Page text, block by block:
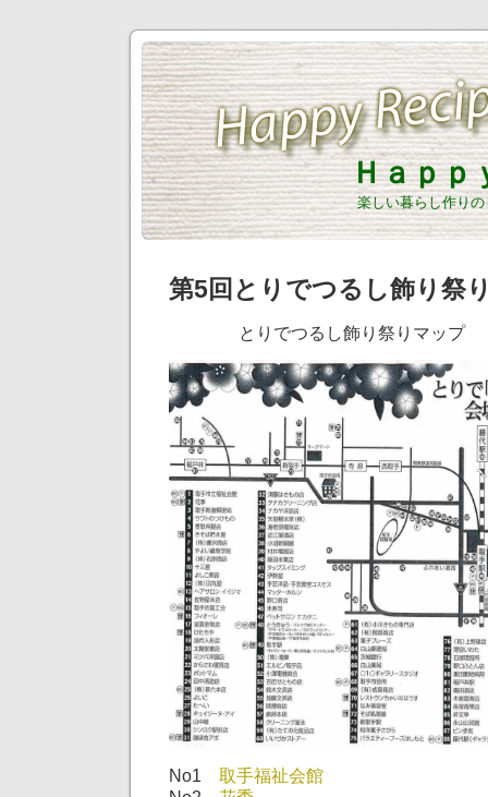
Ｈａｐ
楽しい暮らし作り
第5回とりでつるし飾り
とりでつるし飾り祭りマップ
No1 取手福祉会館